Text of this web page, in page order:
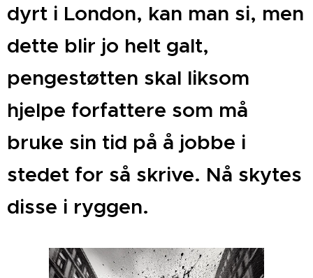
dyrt i London, kan man si, men
dette blir jo helt galt,
pengestøtten skal liksom
hjelpe forfattere som må
bruke sin tid på å jobbe i
stedet for så skrive. Nå skytes
disse i ryggen.